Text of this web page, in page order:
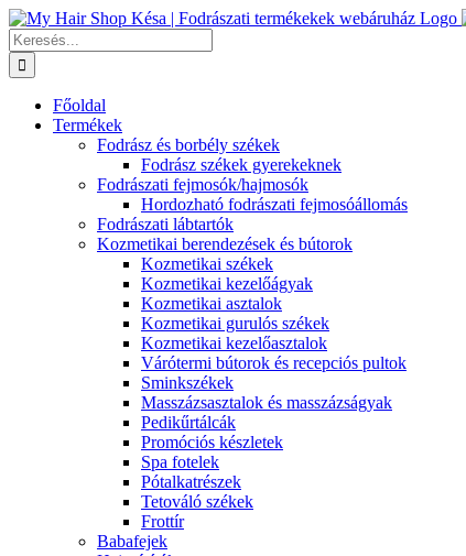
Kihagyás
Keresés...
Főoldal
Termékek
Fodrász és borbély székek
Fodrász székek gyerekeknek
Fodrászati fejmosók/hajmosók
Hordozható fodrászati fejmosóállomás
Fodrászati lábtartók
Kozmetikai berendezések és bútorok
Kozmetikai székek
Kozmetikai kezelőágyak
Kozmetikai asztalok
Kozmetikai gurulós székek
Kozmetikai kezelőasztalok
Várótermi bútorok és recepciós pultok
Sminkszékek
Masszázsasztalok és masszázságyak
Pedikűrtálcák
Promóciós készletek
Spa fotelek
Pótalkatrészek
Tetováló székek
Frottír
Babafejek